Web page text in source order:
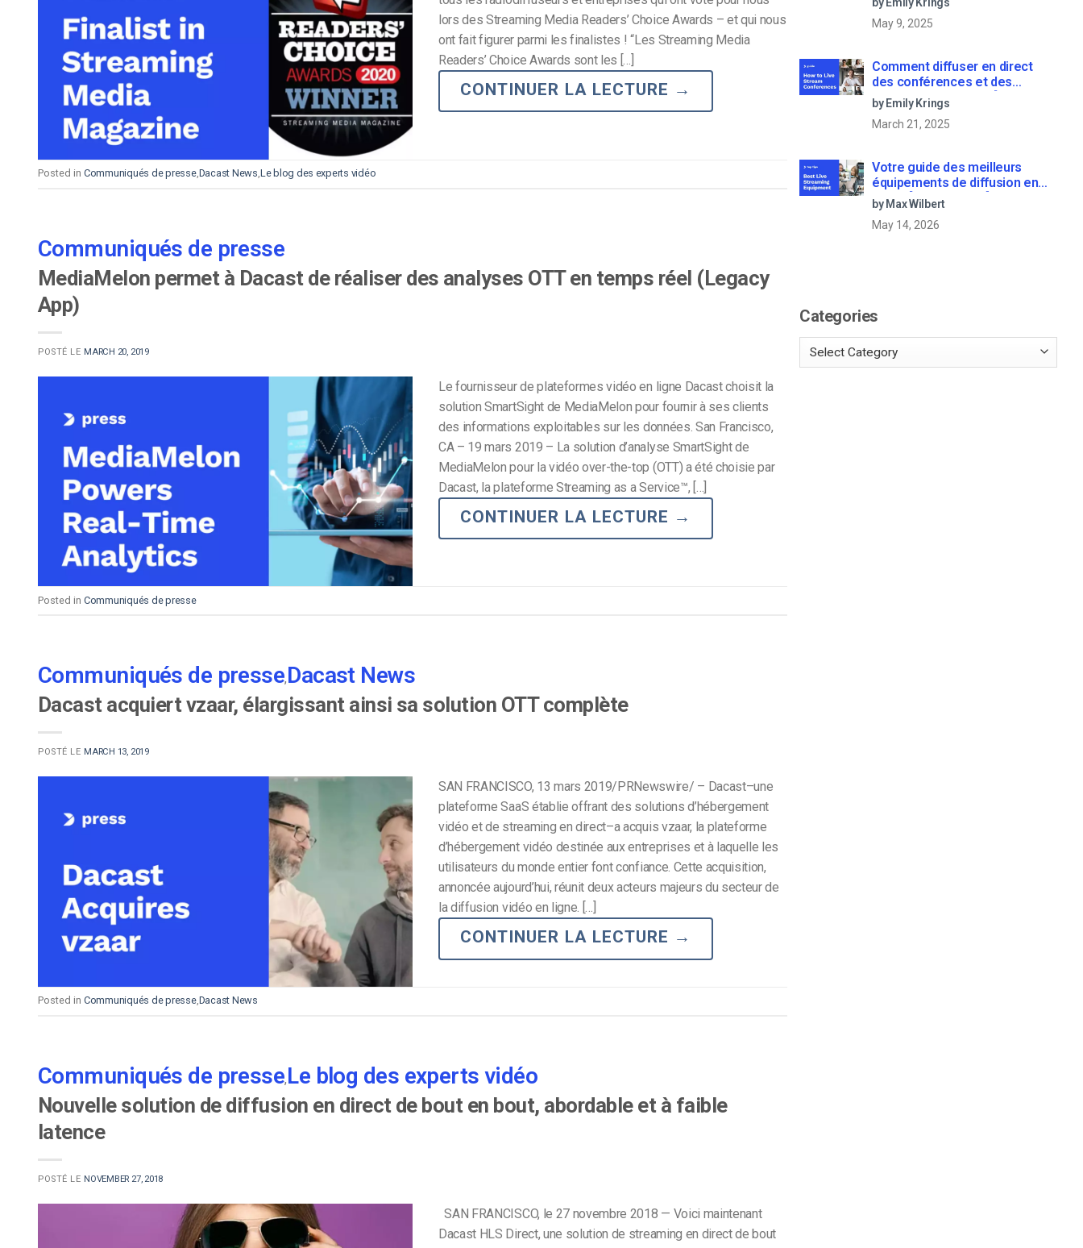
CMS vidéo
Confidentialité et sécurité
Monétisation vidéo
Marketing vidéo
d’apprentissage en ligne
lors des Streaming Media Readers’ Choice Awards – et qui nous
ont fait figurer parmi les finalistes ! “Les Streaming Media
Readers’ Choice Awards sont les […]
CONTINUER LA LECTURE →
Posted in Communiqués de presse,Dacast News,Le blog des experts vidéo
Communiqués de presse
MediaMelon permet à Dacast de réaliser des analyses OTT en temps réel (Legacy
App)
POSTÉ LE MARCH 20, 2019
Le fournisseur de plateformes vidéo en ligne Dacast choisit la
solution SmartSight de MediaMelon pour fournir à ses clients
des informations exploitables sur les données. San Francisco,
CA – 19 mars 2019 – La solution d’analyse SmartSight de
MediaMelon pour la vidéo over-the-top (OTT) a été choisie par
Dacast, la plateforme Streaming as a Service™, […]
CONTINUER LA LECTURE →
Posted in Communiqués de presse
Communiqués de presse,Dacast News
Dacast acquiert vzaar, élargissant ainsi sa solution OTT complète
POSTÉ LE MARCH 13, 2019
SAN FRANCISCO, 13 mars 2019/PRNewswire/ – Dacast–une
plateforme SaaS établie offrant des solutions d’hébergement
vidéo et de streaming en direct–a acquis vzaar, la plateforme
d’hébergement vidéo destinée aux entreprises et à laquelle les
utilisateurs du monde entier font confiance. Cette acquisition,
annoncée aujourd’hui, réunit deux acteurs majeurs du secteur de
la diffusion vidéo en ligne. […]
CONTINUER LA LECTURE →
Posted in Communiqués de presse,Dacast News
Communiqués de presse,Le blog des experts vidéo
Nouvelle solution de diffusion en direct de bout en bout, abordable et à faible
latence
POSTÉ LE NOVEMBER 27, 2018
SAN FRANCISCO, le 27 novembre 2018 — Voici maintenant
Dacast HLS Direct, une solution de streaming en direct de bout
for 2022]
May 9, 2025
Comment diffuser en direct
des conférences et des
réunions virtuelles ? [2021
Update]
by Emily Krings
March 21, 2025
Votre guide des meilleurs
équipements de diffusion en
direct [2025 Update]
by Max Wilbert
May 14, 2026
Categories